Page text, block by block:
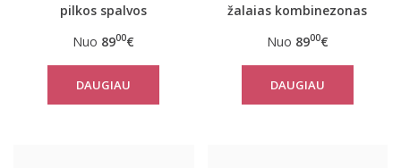
pilkos spalvos
geltonais rankogaliais
Ulvyds
Nuo 8900€
DAUGIAU
žalaias kombinezonas
Nuo 8900€
DAUGIAU